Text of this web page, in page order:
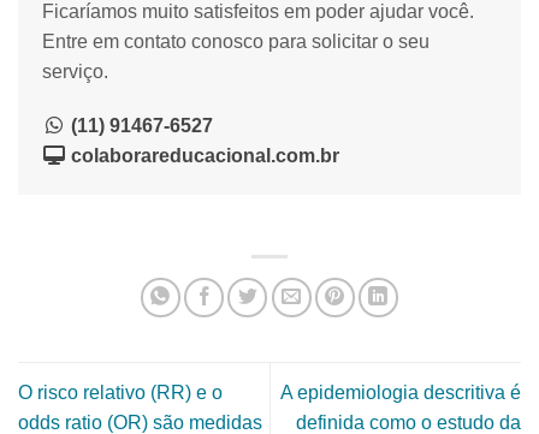
Ficaríamos muito satisfeitos em poder ajudar você.
Entre em contato conosco para solicitar o seu
serviço.
(11) 91467-6527
colaborareducacional.com.br
O risco relativo (RR) e o
odds ratio (OR) são medidas
A epidemiologia descritiva é
definida como o estudo da